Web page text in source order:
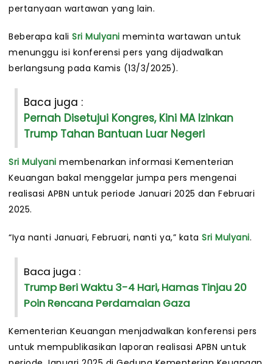
pertanyaan wartawan yang lain.
Beberapa kali Sri Mulyani meminta wartawan untuk
menunggu isi konferensi pers yang dijadwalkan
berlangsung pada Kamis (13/3/2025).
Baca juga :
Pernah Disetujui Kongres, Kini MA Izinkan
Trump Tahan Bantuan Luar Negeri
Sri Mulyani membenarkan informasi Kementerian
Keuangan bakal menggelar jumpa pers mengenai
realisasi APBN untuk periode Januari 2025 dan Februari
2025.
“Iya nanti Januari, Februari, nanti ya,” kata Sri Mulyani.
Baca juga :
Trump Beri Waktu 3-4 Hari, Hamas Tinjau 20
Poin Rencana Perdamaian Gaza
Kementerian Keuangan menjadwalkan konferensi pers
untuk mempublikasikan laporan realisasi APBN untuk